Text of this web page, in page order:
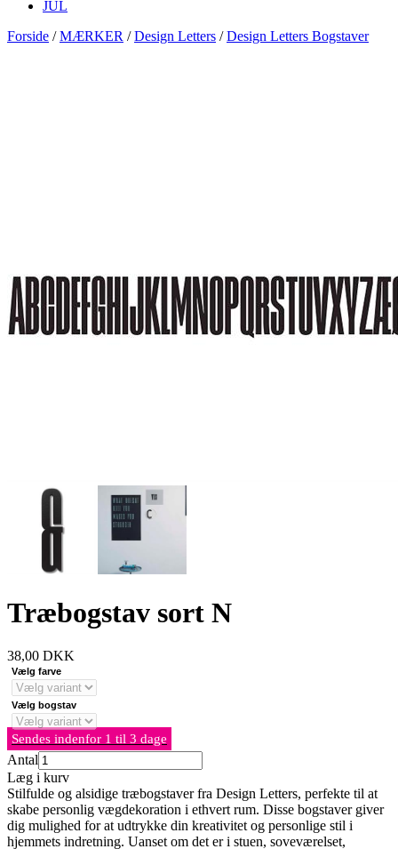
JUL
Forside /MÆRKER /Design Letters /Design Letters Bogstaver
Træbogstav sort N
38,00 DKK
Vælg farve
Vælg bogstav
Sendes indenfor 1 til 3 dage
Antal
Læg i kurv
Stilfulde og alsidige træbogstaver fra Design Letters, perfekte til at
skabe personlig vægdekoration i ethvert rum. Disse bogstaver giver
dig mulighed for at udtrykke din kreativitet og personlige stil i
hjemmets indretning. Uanset om det er i stuen, soveværelset,